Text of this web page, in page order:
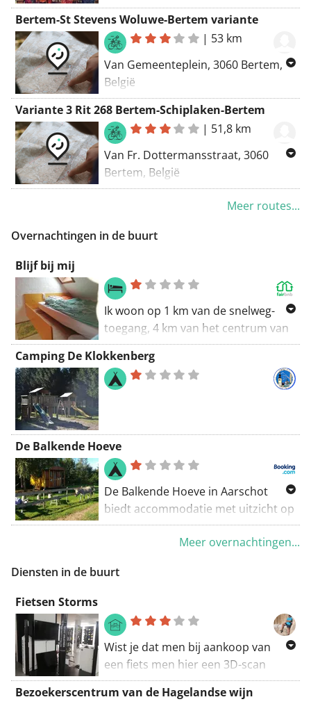
Naar Kerkstraat 3, 3060 Bertem,
België
Routering Racefiets - kortste,
Kortste - OSM
Bertem-St Stevens Woluwe-Bertem variante
| 53 km
Van Gemeenteplein, 3060 Bertem,
België
Naar Kerkstraat 3, 3060 Bertem,
België
Routering Racefiets - mooiste,
Manueel, Kortste - OSM
Variante 3 Rit 268 Bertem-Schiplaken-Bertem
| 51,8 km
Van Fr. Dottermansstraat, 3060
Bertem, België
Naar Kerkstraat 3, 3060 Bertem,
Routering Kortste - OSM
Meer routes...
Overnachtingen in de buurt
Blijf bij mij
Ik woon op 1 km van de snelweg-
toegang, 4 km van het centrum van
Leuven, regelmatige busverbinding,
langs een mooie heuvel / bos.
Eengezinswoning met lege kamers,
verbonden kamers, 5 bedden. 3
verdiepingen: veel trappen, dus niet
voor iedereen toegankelijk. Mijn
Engels en Frans zijn goed, Duits en
Spaans werden roestig. Fietsen om
Camping De Klokkenberg
De Balkende Hoeve
De Balkende Hoeve in Aarschot
biedt accommodatie met uitzicht op
de tuin, een tuin en een terras. Een
koelkast en een waterkoker zijn ook
van de camping en Bobbejaanland
Meer overnachtingen...
Diensten in de buurt
Fietsen Storms
Wist je dat men bij aankoop van
een fiets men hier een 3D-scan
maakt van je lichaam met dit toestel
om je fiets perfect af te stellen op
Bezoekerscentrum van de Hagelandse wijn